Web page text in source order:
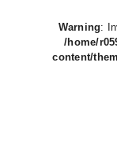
Warning:
/home/
content/